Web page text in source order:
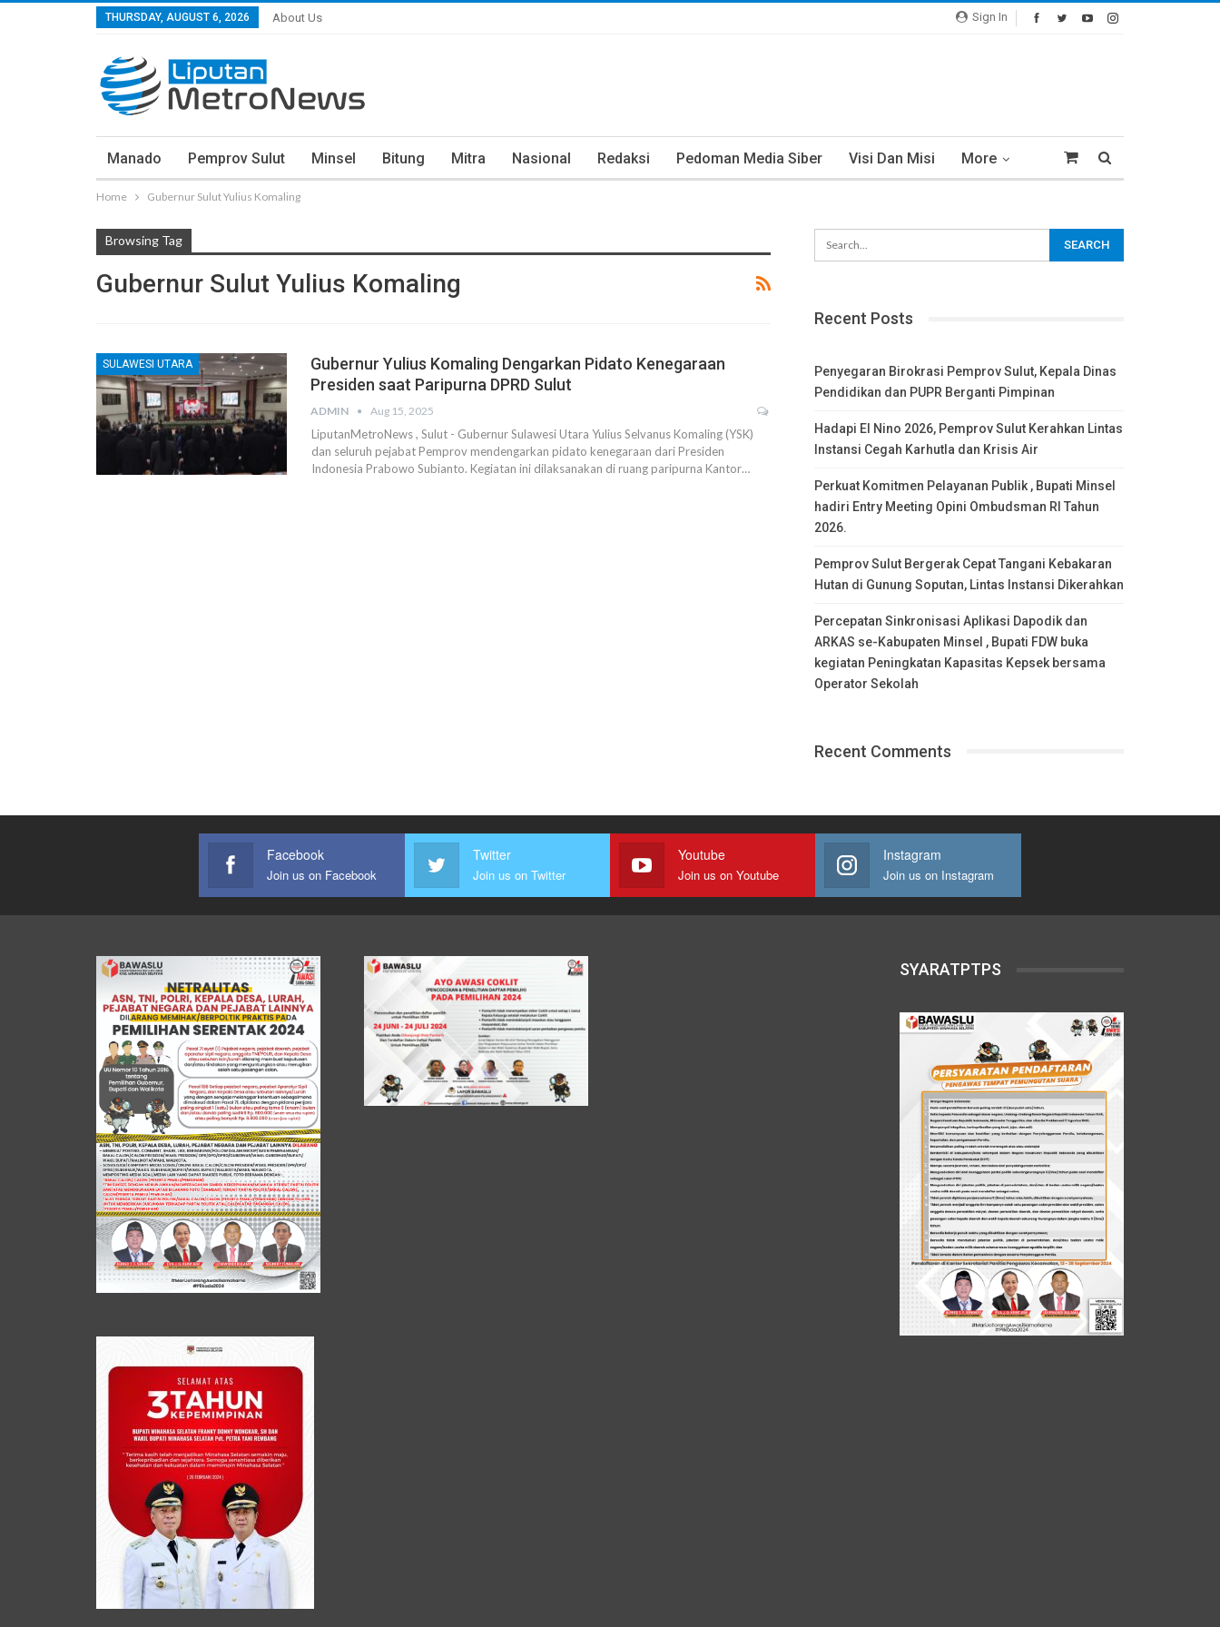
Sign In
THURSDAY, AUGUST 6, 2026 About Us
Manado Pemprov Sulut Minsel Bitung Mitra Nasional Redaksi Pedoman Media Siber Visi Dan Misi More
Home Gubernur Sulut Yulius Komaling
Browsing Tag
Gubernur Sulut Yulius Komaling
SULAWESI UTARA
Gubernur Yulius Komaling Dengarkan Pidato Kenegaraan
Presiden saat Paripurna DPRD Sulut
ADMIN Aug 15, 2025
LiputanMetroNews , Sulut - Gubernur Sulawesi Utara Yulius Selvanus Komaling (YSK)
dan seluruh pejabat Pemprov mendengarkan pidato kenegaraan dari Presiden
Indonesia Prabowo Subianto. ‎Kegiatan ini dilaksanakan di ruang paripurna Kantor…
Recent Posts
Penyegaran Birokrasi Pemprov Sulut, Kepala Dinas
Pendidikan dan PUPR Berganti Pimpinan
Hadapi El Nino 2026, Pemprov Sulut Kerahkan Lintas
Instansi Cegah Karhutla dan Krisis Air
Perkuat Komitmen Pelayanan Publik , Bupati Minsel
hadiri Entry Meeting Opini Ombudsman RI Tahun
2026.
Pemprov Sulut Bergerak Cepat Tangani Kebakaran
Hutan di Gunung Soputan, Lintas Instansi Dikerahkan
Percepatan Sinkronisasi Aplikasi Dapodik dan
ARKAS se-Kabupaten Minsel , Bupati FDW buka
kegiatan Peningkatan Kapasitas Kepsek bersama
Operator Sekolah
Recent Comments
Facebook
Join us on Facebook
Twitter
Join us on Twitter
Youtube
Join us on Youtube
Instagram
Join us on Instagram
SYARATPTPS